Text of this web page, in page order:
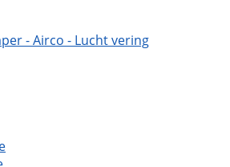
- Airco - Lucht vering